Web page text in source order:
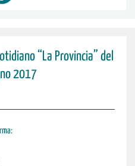
“La Provincia” del
2017